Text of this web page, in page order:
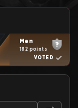
Men
182 points
VOTED